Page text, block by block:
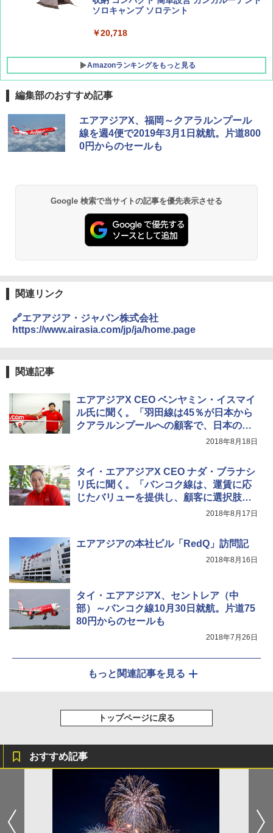
ソロキャンプ ソロテント
￥20,718
Amazonランキングをもっと見る
GRANDOOR ステンレス保冷剤 2個セット 2
026リニューアル 急速冷凍 空間倍増 衛生的
コンパクト 保冷力長持ち
USB充電式 高精度 超長距離照射 長時間使用
可能 安全ロック付き 高安全性 金属製耐久 コ
ンパクト多機能設計 持ち運び便利 アウトド
ア/オフィス/教育現場/展示会用 緑
防水 UVカット 4段階高さ調整 軽量 収納袋付
き
0ml（連続噴射30秒）110ml（連続噴射15
秒）射程5～10m 安全ロック搭載 携帯収納袋
付き ヒグマ・イノシシ対策 自治体・教育機
関の購入実績 登山・キャンプ・アウトドア・
防災用品 長期保存可能 緊急時用 日本国内発
￥3,680
ソーラー LED ランタン Type-C 充電式 ソー
り畳み式 キャンプソーラーライト防災 停電
節電対策 超高輝度 日本語取扱説明書付き
編集部のおすすめ記事
エアアジアX、福岡～クアラルンプール
線を週4便で2019年3月1日就航。片道800
0円からのセールも
Google 検索で当サイトの記事を優先表示させる
関連リンク
🔗エアアジア・ジャパン株式会社
https://www.airasia.com/jp/ja/home.page
関連記事
エアアジアX CEO ベンヤミン・イスマイ
ル氏に聞く。「羽田線は45％が日本から
クアラルンプールへの顧客で、日本の観
2018年8月18日
タイ・エアアジアX CEO ナダ・ブラナシ
リ氏に聞く。「バンコク線は、運賃に応
じたバリューを提供し、顧客に選択肢を
提供するテーラーメイドサービス」2018年8月17日
エアアジアの本社ビル「RedQ」訪問記
2018年8月16日
タイ・エアアジアX、セントレア（中
部）～バンコク線10月30日就航。片道75
80円からのセールも
2018年7月26日
もっと関連記事を見る
トップページに戻る
おすすめ記事